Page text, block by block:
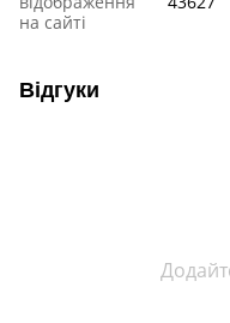
на сайті
Відгуки